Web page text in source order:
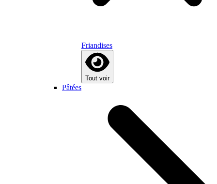
Friandises
Tout voir
Pâtées